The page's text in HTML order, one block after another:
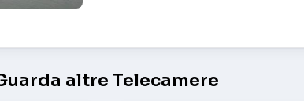
altre Telecamere